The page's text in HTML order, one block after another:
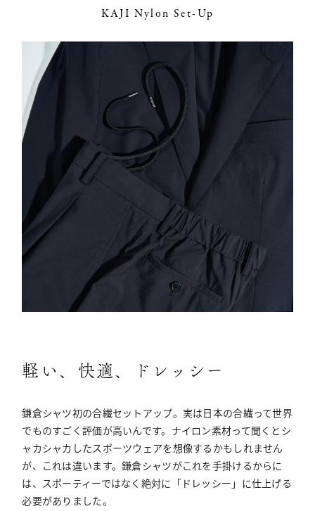
KAJI Nylon Set-Up
軽い、快適、ドレッシー
鎌倉シャツ初の合繊セットアップ。実は日本の合繊って世界
でものすごく評価が高いんです。ナイロン素材って聞くとシ
ャカシャカしたスポーツウェアを想像するかもしれません
が、これは違います。鎌倉シャツがこれを手掛けるからに
は、スポーティーではなく絶対に「ドレッシー」に仕上げる
必要がありました。